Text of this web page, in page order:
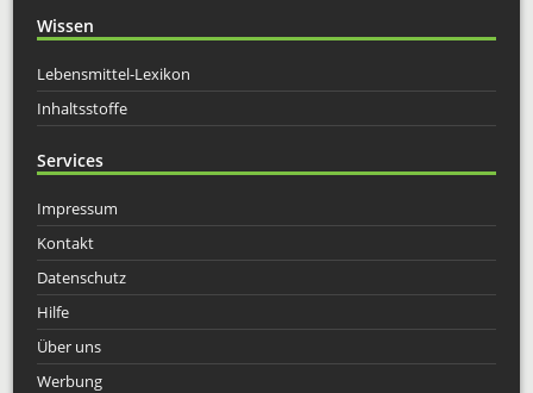
Wissen
Lebensmittel-Lexikon
Inhaltsstoffe
Services
Impressum
Kontakt
Datenschutz
Hilfe
Über uns
Werbung